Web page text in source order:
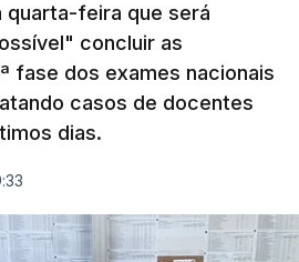
quarta-feira que será
concluir as
fase dos exames nacionais
casos de docentes
dias.